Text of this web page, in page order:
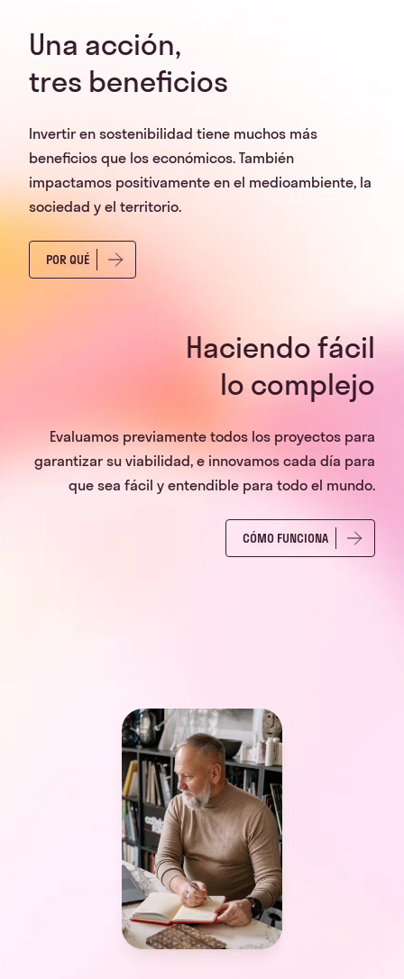
Una acción,
tres beneficios
Invertir en sostenibilidad tiene muchos más
beneficios que los económicos. También
impactamos positivamente en el medioambiente, la
sociedad y el territorio.
POR QUÉ
Haciendo fácil
lo complejo
Evaluamos previamente todos los proyectos para
garantizar su viabilidad, e innovamos cada día para
que sea fácil y entendible para todo el mundo.
CÓMO FUNCIONA